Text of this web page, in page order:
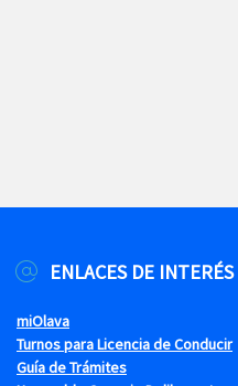
ENLACES DE INTERÉS
miOlava
Turnos para Licencia de Conducir
Guía de Trámites